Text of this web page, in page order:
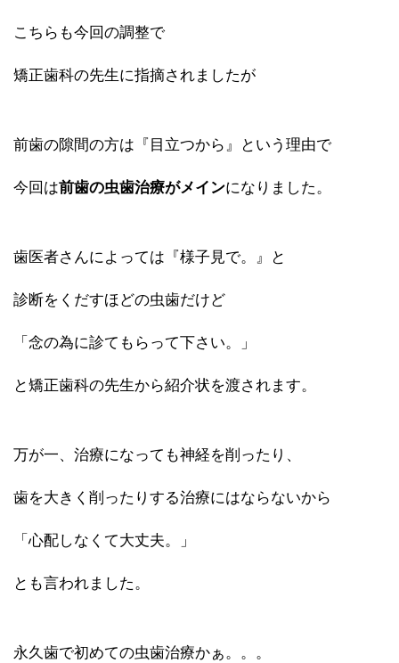
こちらも今回の調整で
矯正歯科の先生に指摘されましたが
前歯の隙間の方は『目立つから』という理由で
今回は前歯の虫歯治療がメインになりました。
歯医者さんによっては『様子見で。』と
診断をくだすほどの虫歯だけど
「念の為に診てもらって下さい。」
と矯正歯科の先生から紹介状を渡されます。
万が一、治療になっても神経を削ったり、
歯を大きく削ったりする治療にはならないから
「心配しなくて大丈夫。」
とも言われました。
永久歯で初めての虫歯治療かぁ。。。